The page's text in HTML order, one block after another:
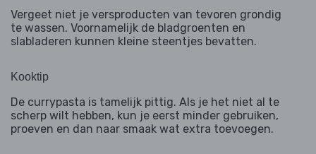
Vergeet niet je versproducten van tevoren grondig
te wassen. Voornamelijk de bladgroenten en
slabladeren kunnen kleine steentjes bevatten.
Kooktip
De currypasta is tamelijk pittig. Als je het niet al te
scherp wilt hebben, kun je eerst minder gebruiken,
proeven en dan naar smaak wat extra toevoegen.